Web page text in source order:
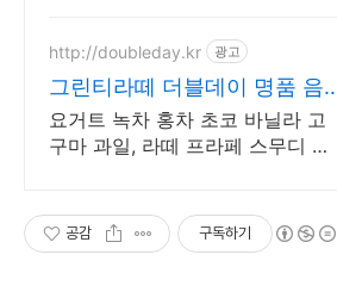
http://doubleday.kr 광고
그린티라떼 더블데이 명품 음
료베이스 전문
요거트 녹차 홍차 초코 바닐라 고
구마 과일, 라떼 프라페 스무디 음
공감 구독하기